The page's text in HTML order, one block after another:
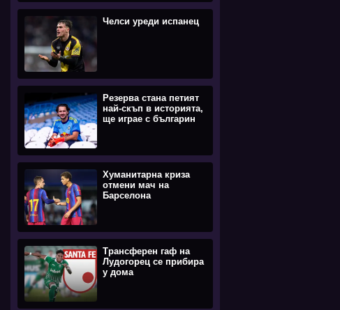
Челси уреди испанец
Резерва стана петият
най-скъп в историята,
ще играе с българин
Хуманитарна криза
отмени мач на
Барселона
Трансферен гаф на
Лудогорец се прибира
у дома